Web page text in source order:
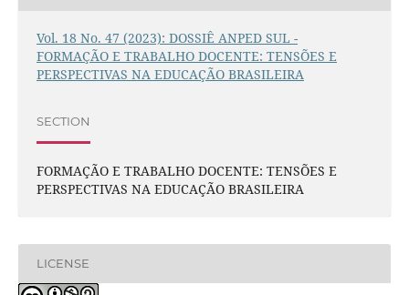
Vol. 18 No. 47 (2023): DOSSIÊ ANPED SUL -
FORMAÇÃO E TRABALHO DOCENTE: TENSÕES E
PERSPECTIVAS NA EDUCAÇÃO BRASILEIRA
SECTION
FORMAÇÃO E TRABALHO DOCENTE: TENSÕES E
PERSPECTIVAS NA EDUCAÇÃO BRASILEIRA
LICENSE